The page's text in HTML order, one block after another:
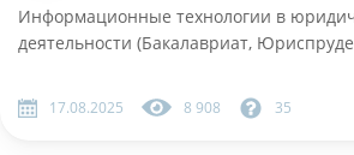
Информационные технологии в
деятельности (Бакалавриат,
17.08.2025 8 908 35